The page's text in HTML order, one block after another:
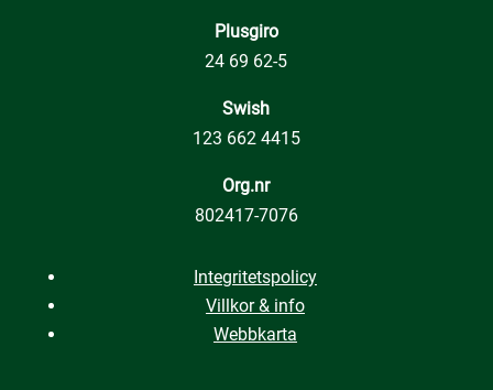
Plusgiro
24 69 62-5
Swish
123 662 4415
Org.nr
802417-7076
Integritetspolicy
Villkor & info
Webbkarta